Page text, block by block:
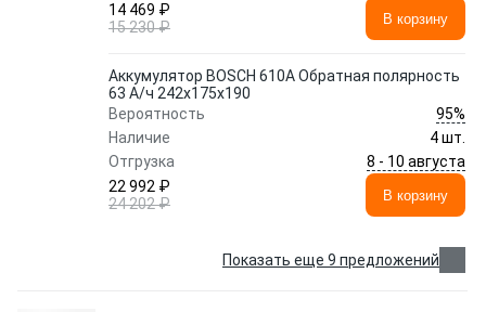
14 469 ₽
15 230 ₽
В корзину
Аккумулятор BOSCH 610A Обратная полярность
63 А/ч 242x175x190
Вероятность
95%
Наличие
4 шт.
Отгрузка
8 - 10 августа
22 992 ₽
24 202 ₽
В корзину
Показать еще 9 предложений